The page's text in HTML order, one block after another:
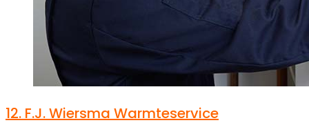
12. F.J. Wiersma Warmteservice